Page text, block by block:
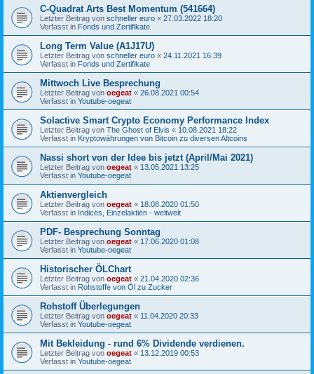
C-Quadrat Arts Best Momentum (541664)
Letzter Beitrag von schneller euro « 27.03.2022 18:20
Verfasst in Fonds und Zertifikate
Long Term Value (A1J17U)
Letzter Beitrag von schneller euro « 24.11.2021 16:39
Verfasst in Fonds und Zertifikate
Mittwoch Live Besprechung
Letzter Beitrag von oegeat « 26.08.2021 00:54
Verfasst in Youtube-oegeat
Solactive Smart Crypto Economy Performance Index
Letzter Beitrag von The Ghost of Elvis « 10.08.2021 18:22
Verfasst in Kryptowährungen von Bitcoin zu diversen Altcoins
Nassi short von der Idee bis jetzt (April/Mai 2021)
Letzter Beitrag von oegeat « 13.05.2021 13:25
Verfasst in Youtube-oegeat
Aktienvergleich
Letzter Beitrag von oegeat « 18.08.2020 01:50
Verfasst in Indices, Einzelaktien - weltweit
PDF- Besprechung Sonntag
Letzter Beitrag von oegeat « 17.06.2020 01:08
Verfasst in Youtube-oegeat
Historischer ÖLChart
Letzter Beitrag von oegeat « 21.04.2020 02:36
Verfasst in Rohstoffe von Öl zu Zucker
Rohstoff Überlegungen
Letzter Beitrag von oegeat « 11.04.2020 20:33
Verfasst in Youtube-oegeat
Mit Bekleidung - rund 6% Dividende verdienen.
Letzter Beitrag von oegeat « 13.12.2019 00:53
Verfasst in Youtube-oegeat